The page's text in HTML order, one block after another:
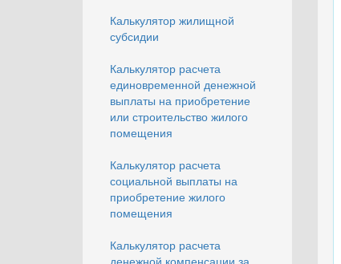
Калькулятор жилищной
субсидии
Калькулятор расчета
единовременной денежной
выплаты на приобретение
или строительство жилого
помещения
Калькулятор расчета
социальной выплаты на
приобретение жилого
помещения
Калькулятор расчета
денежной компенсации за